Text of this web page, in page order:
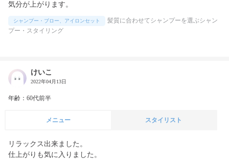
気分が上がります。
シャンプー・ブロー、アイロンセット
髪質に合わせてシャンプーを選ぶシャン
プー・スタイリング
けいこ
2022年04月13日
年齢：60代前半
メニュー スタイリスト
リラックス出来ました。
仕上がりも気に入りました。